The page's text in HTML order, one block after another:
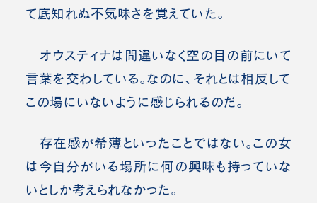
て底知れぬ不気味さを覚えていた。
オウスティナは間違いなく空の目の前にいて
言葉を交わしている。なのに、それとは相反して
この場にいないように感じられるのだ 。
存在感が希薄といったことではない。この女
は今自分がいる場所に何の興味も持っていな
いとしか考えられなかった。